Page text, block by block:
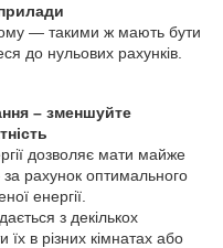
— такими ж мають бути
до нульових рахунків.
– зменшуйте
дозволяє мати майже
рахунок оптимального
енергії.
з декількох
їх в різних кімнатах або